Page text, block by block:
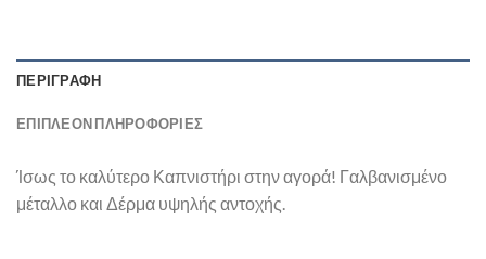
ΠΕΡΙΓΡΑΦΉ
ΕΠΙΠΛΈΟΝ ΠΛΗΡΟΦΟΡΊΕΣ
Ίσως το καλύτερο Καπνιστήρι στην αγορά! Γαλβανισμένο
μέταλλο και Δέρμα υψηλής αντοχής.